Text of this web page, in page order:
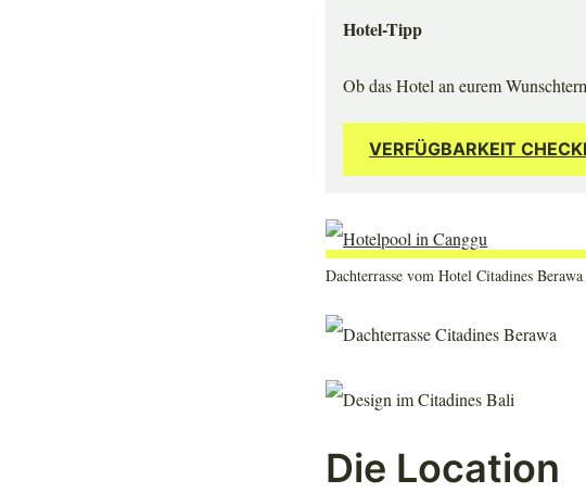
Hotel-Tipp
Ob das Hotel an eurem
VERFÜGBARKEIT
Dachterrasse vom Hotel Citadines Berawa
Die Location